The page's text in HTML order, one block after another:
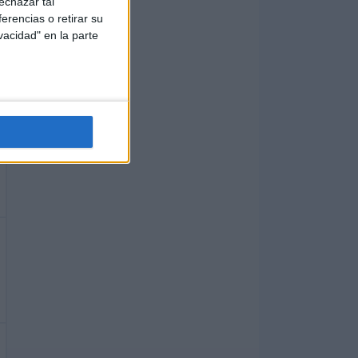
o retirar su
en la parte